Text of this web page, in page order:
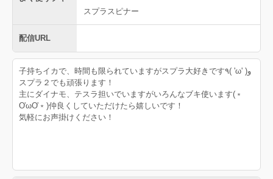
スプラスピナー
配信URL
子持ちイカで、時間も限られていますがスプラ大好きです٩( 'ω' )و
スプラ２でも頑張ります！
主にダイナモ、テスラ担いでいますがいろんなブキ使います(﹡
ƠωƠ﹡)仲良くしていただけたら嬉しいです！
気軽にお声掛けください！